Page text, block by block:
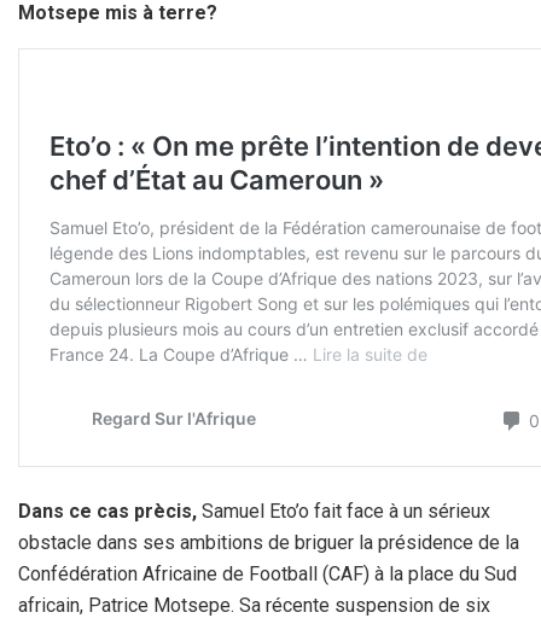
Motsepe mis à terre?
Dans ce cas prècis, Samuel Eto’o fait face à un sérieux
obstacle dans ses ambitions de briguer la présidence de la
Confédération Africaine de Football (CAF) à la place du Sud
africain, Patrice Motsepe. Sa récente suspension de six